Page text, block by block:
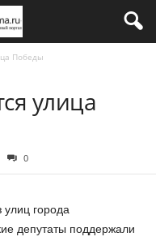
Победы
улица
0
города
депутаты поддержали